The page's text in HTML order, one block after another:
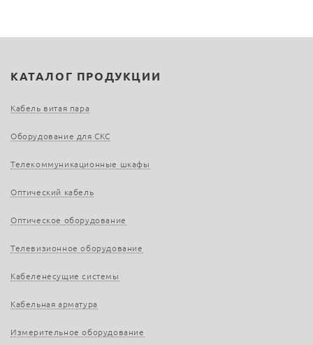
КАТАЛОГ ПРОДУКЦИИ
Кабель витая пара
Оборудование для СКС
Телекоммуникационные шкафы
Оптический кабель
Оптическое оборудование
Телевизионное оборудование
Кабеленесущие системы
Кабельная арматура
Измерительное оборудование